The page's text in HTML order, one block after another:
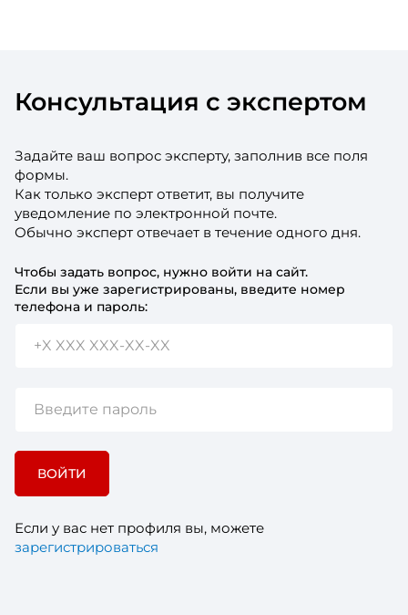
Консультация с экспертом
Задайте ваш вопрос эксперту, заполнив все поля
формы.
Как только эксперт ответит, вы получите
уведомление по электронной почте.
Обычно эксперт отвечает в течение одного дня.
Чтобы задать вопрос, нужно войти на сайт.
Если вы уже зарегистрированы, введите номер
телефона и пароль:
ВОЙТИ
Если у вас нет профиля вы, можете
зарегистрироваться